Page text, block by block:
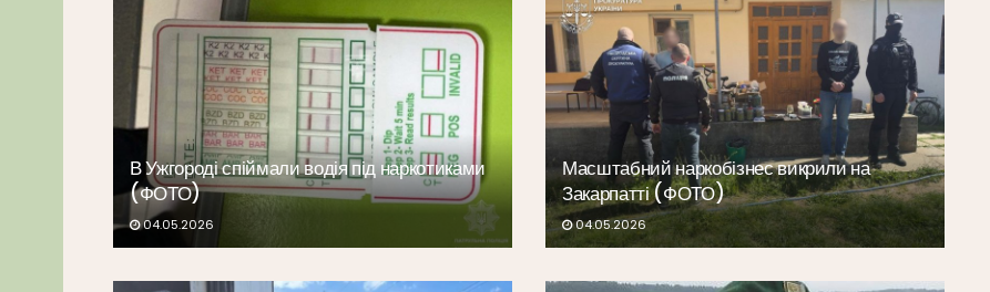
В Ужгороді спіймали водія під наркотиками
(ФОТО)
04.05.2026
Масштабний наркобізнес викрили на
Закарпатті (ФОТО)
04.05.2026